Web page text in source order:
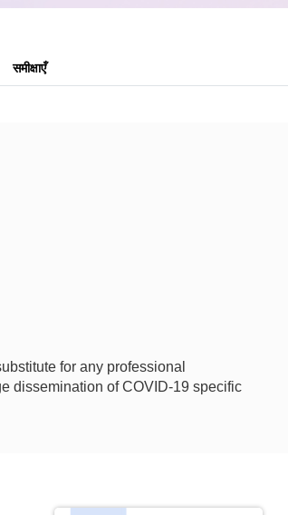
समीक्षाएँ
for any professional
dissemination of COVID-19 specific